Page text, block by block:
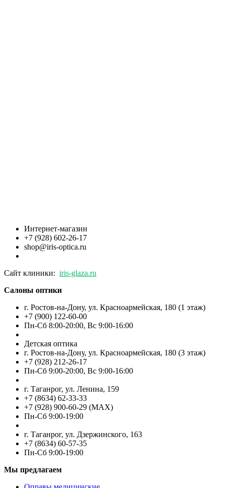
Интернет-магазин
+7 (928) 602-26-17
shop@iris-optica.ru
Сайт клиники: iris-glaza.ru
Салоны оптики
г. Ростов-на-Дону, ул. Красноармейская, 180 (1 этаж)
+7 (900) 122-60-00
Пн-Cб 8:00-20:00, Вс 9:00-16:00
Детская оптика
г. Ростов-на-Дону, ул. Красноармейская, 180 (3 этаж)
+7 (928) 212-26-17
Пн-Cб 9:00-20:00, Вс 9:00-16:00
г. Таганрог, ул. Ленина, 159
+7 (8634) 62-33-33
+7 (928) 900-60-29 (MAX)
Пн-Cб 9:00-19:00
г. Таганрог, ул. Дзержинского, 163
+7 (8634) 60-57-35
Пн-Сб 9:00-19:00
Мы предлагаем